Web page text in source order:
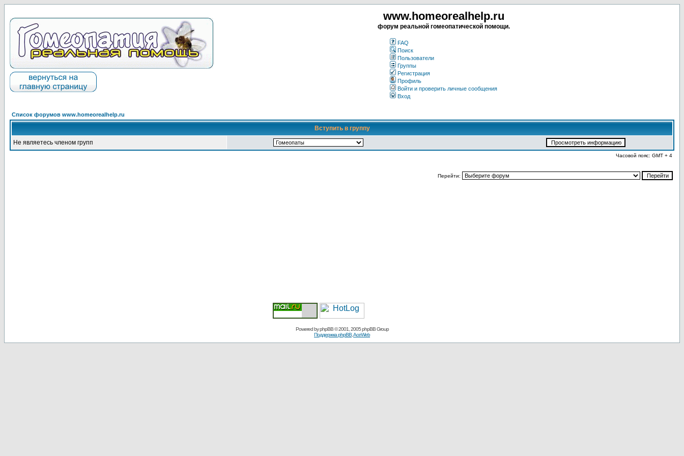
www.homeorealhelp.ru
форум реальной гомеопатической помощи.
FAQ
Поиск
Пользователи
Группы
Регистрация
Профиль
Войти и проверить личные сообщения
Вход
Список форумов www.homeorealhelp.ru
Вступить в группу
Не являетесь членом групп
Часовой пояс: GMT + 4
Перейти:
Powered byphpBB© 2001, 2005 phpBB Group
Поддержка phpBB AceWeb